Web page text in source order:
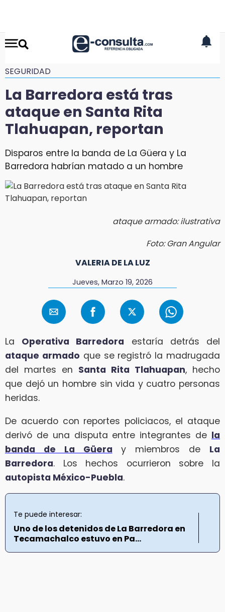
SEGURIDAD
La Barredora está tras
ataque en Santa Rita
Tlahuapan, reportan
Disparos entre la banda de La Güera y La
Barredora habrían matado a un hombre
ataque armado: ilustrativa
Foto: Gran Angular
VALERIA DE LA LUZ
Jueves, Marzo 19, 2026
La Operativa Barredora estaría detrás del
ataque armado que se registró la madrugada
del martes en Santa Rita Tlahuapan, hecho
que dejó un hombre sin vida y cuatro personas
heridas.
De acuerdo con reportes policiacos, el ataque
derivó de una disputa entre integrantes de la
banda de La Güera y miembros de La
Barredora. Los hechos ocurrieron sobre la
autopista México-Puebla.
Te puede interesar:
Uno de los detenidos de La Barredora en
Tecamachalco estuvo en Pa...